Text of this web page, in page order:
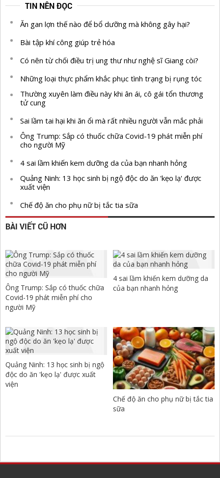
TIN NÊN ĐỌC
Ăn gan lợn thế nào để bổ dưỡng mà không gây hại?
Bài tập khí công giúp trẻ hóa
Có nên từ chối điều trị ung thư như nghệ sĩ Giang còi?
Những loại thực phẩm khắc phục tình trạng bị rụng tóc
Thường xuyên làm điều này khi ân ái, cô gái tổn thương
tử cung
Sai lầm tai hại khi ăn ổi mà rất nhiều người vẫn mắc phải
Ông Trump: Sắp có thuốc chữa Covid-19 phát miễn phí
cho người Mỹ
4 sai lầm khiến kem dưỡng da của bạn nhanh hỏng
Quảng Ninh: 13 học sinh bị ngộ độc do ăn 'kẹo lạ' được
xuất viện
Chế độ ăn cho phụ nữ bị tắc tia sữa
BÀI VIẾT CŨ HƠN
Ông Trump: Sắp có thuốc chữa
Covid-19 phát miễn phí cho
người Mỹ
4 sai lầm khiến kem dưỡng da
của bạn nhanh hỏng
Quảng Ninh: 13 học sinh bị ngộ
độc do ăn 'kẹo lạ' được xuất
viện
Chế độ ăn cho phụ nữ bị tắc tia
sữa